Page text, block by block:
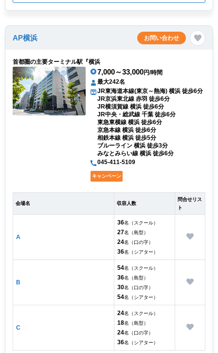
AP横浜 お問い合わせ
首都圏の主要ターミナル駅『横浜
7,000～33,000円/時間
最大242名
JR東海道本線(東京～熱海) 横浜 徒歩6分
JR京浜東北線 赤羽 徒歩6分
JR横須賀線 横浜 徒歩6分
JR中央・総武線 千葉 徒歩6分
東急東横線 横浜 徒歩6分
京急本線 横浜 徒歩6分
相鉄本線 横浜 徒歩5分
ブルーライン 横浜 徒歩3分
みなとみらい線 横浜 徒歩6分
045-411-5109
キャンペーン
会場名 収容人数
問合せリス
ト
A
36名（スクール）
27名（島型）
24名（口の字）
36名（シアター）
B
54名（スクール）
36名（島型）
30名（口の字）
54名（シアター）
C
24名（スクール）
18名（島型）
24名（口の字）
36名（シアター）